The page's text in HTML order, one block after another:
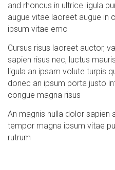
and rhoncus in ultrice ligula
augue vitae laoreet augue in
ipsum vitae emo
Cursus risus laoreet auctor,
sapien risus nec, luctus
ligula an ipsam volute turpis
donec an ipsum porta justo
congue magna risus
An magnis nulla dolor sapien
tempor magna ipsum vitae
rutrum